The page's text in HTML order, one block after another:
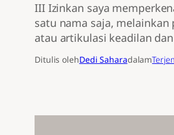
III Izinkan saya
satu nama saja,
atau artikulasi keadilan
Ditulis olehDedi Saharadalam